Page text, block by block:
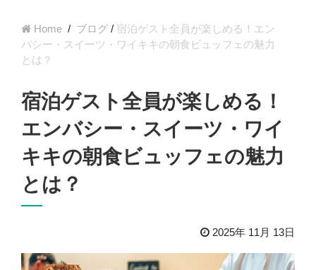
Home / ブログ / 宿泊ゲスト全員が楽しめる！エン
バシー・スイーツ・ワイキキの朝食ビュッフェの魅力
とは？
宿泊ゲスト全員が楽しめる！
エンバシー・スイーツ・ワイ
キキの朝食ビュッフェの魅力
とは？
2025年 11月 13日